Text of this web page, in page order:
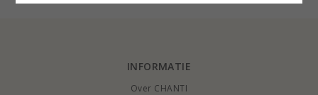
INFORMATIE
Over CHANTI